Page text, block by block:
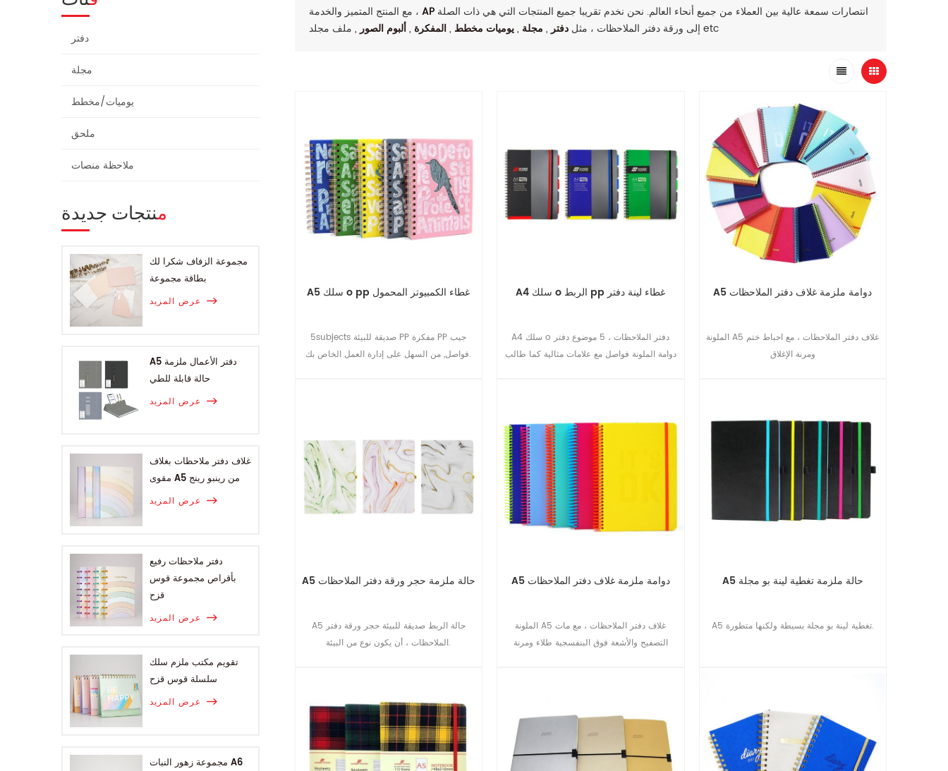
دفتر
مجلة
يوميات/مخطط
ملحق
ملاحظة منصات
منتجات جديدة
مجموعة الزفاف شكرا لك
بطاقة مجموعة
عرض المزيد
A5 دفتر الأعمال ملزمة
حالة قابلة للطي
عرض المزيد
غلاف دفتر ملاحظات بغلاف
مقوى A5 من رينبو رينج
عرض المزيد
دفتر ملاحظات رفيع
بأقراص مجموعة قوس
قزح
عرض المزيد
تقويم مكتب ملزم سلك
سلسلة قوس قزح
عرض المزيد
مجموعة زهور النبات A6
مع المنتج المتميز والخدمة ، APانتصارات سمعة عالية بين العملاء من جميع أنحاء العالم. نحن نخدم تقريبا جميع المنتجات التي هي ذات الصلة
إلى ورقة دفتر الملاحظات ، مثل دفتر, مجلة ,يوميات مخطط ,المفكرة ,ألبوم الصور , ملف مجلد etc
A5 سلك o pp غطاء الكمبيوتر المحمول
5subjects صديقة للبيئة PP مفكرة PP جيب
فواصل, من السهل على إدارة العمل الخاص بك.
A4 سلك o الربط pp غطاء لينة دفتر
A4 سلك o دفتر الملاحظات ، 5 موضوع دفتر
دوامة الملونة فواصل مع علامات مثالية كما طالب
A5 دوامة ملزمة غلاف دفتر الملاحظات
الملونة A5 غلاف دفتر الملاحظات ، مع احباط ختم
ومرنة الإغلاق
A5 حالة ملزمة حجر ورقة دفتر الملاحظات
A5 حالة الربط صديقة للبيئة حجر ورقة دفتر
الملاحظات ، أن يكون نوع من البيئة.
A5 دوامة ملزمة غلاف دفتر الملاحظات
الملونة A5 غلاف دفتر الملاحظات ، مع مات
التصفيح والأشعة فوق البنفسجية طلاء ومرنة
A5 حالة ملزمة تغطية لينة بو مجلة
A5 تغطية لينة بو مجلة بسيطة ولكنها متطورة.